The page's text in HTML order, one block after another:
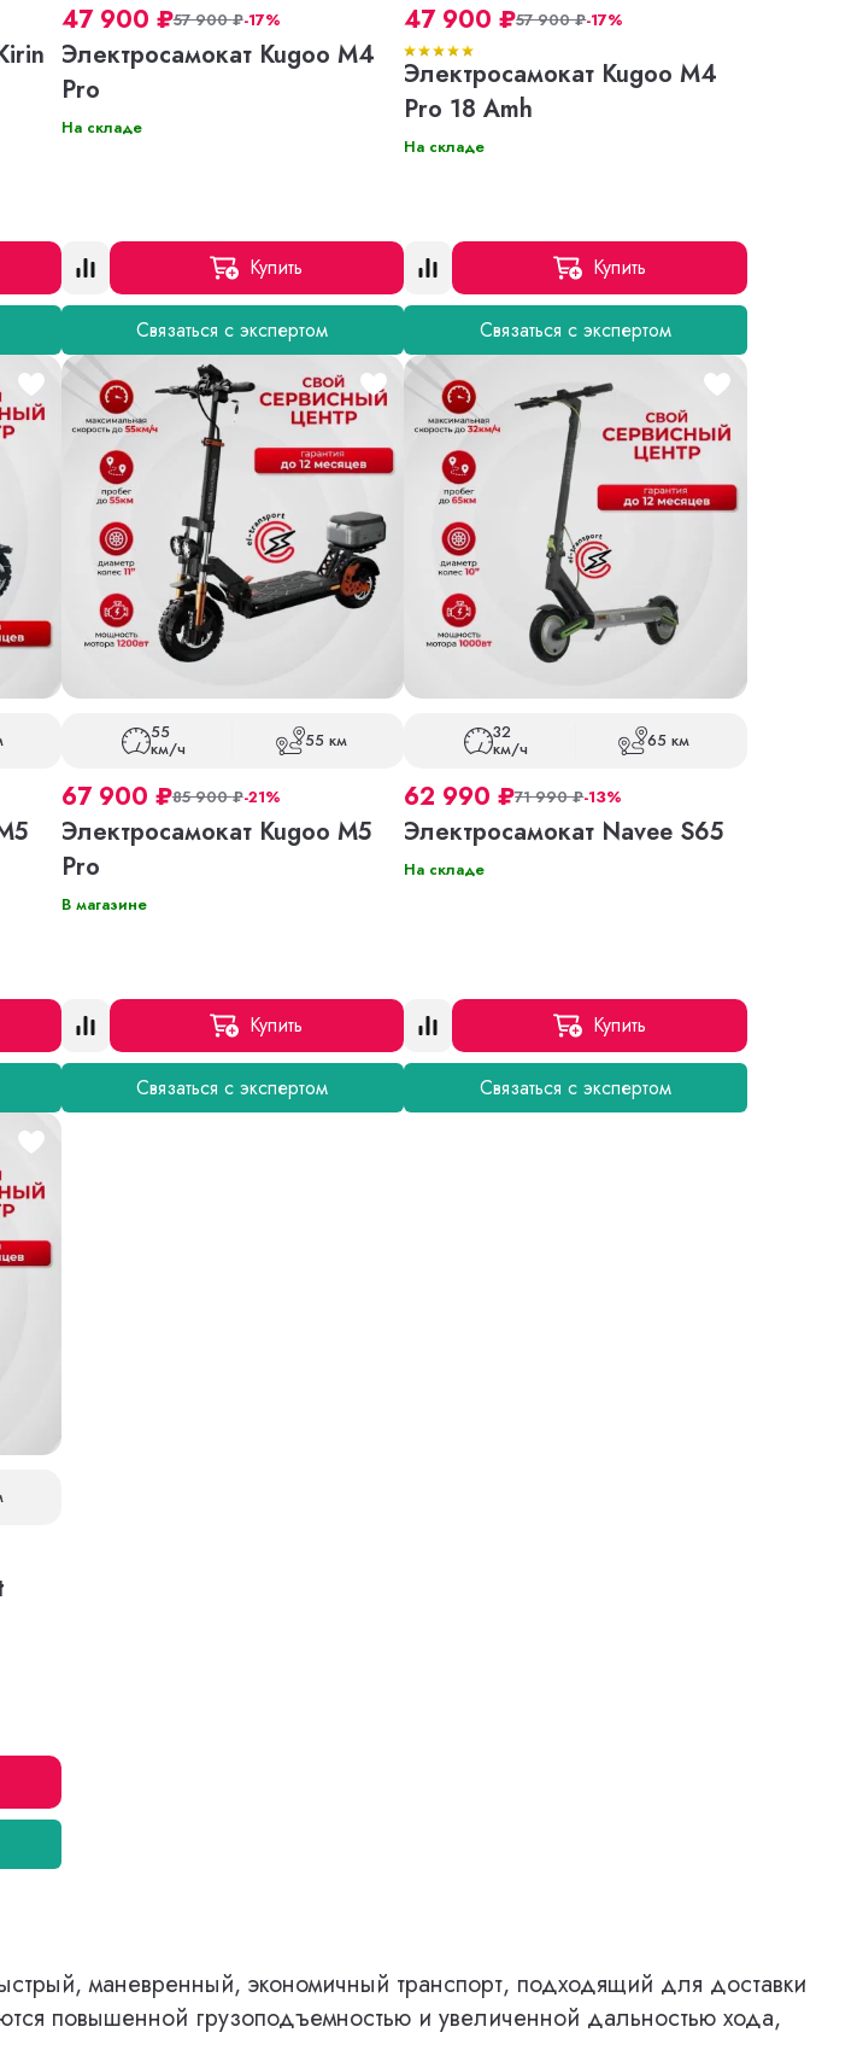
47 900 ₽57 900₽-17%
Электросамокат Kugoo M4
Pro
На складе
Купить
Связаться с экспертом
47 900₽57 900₽-17%
Электросамокат Kugoo M4
Pro 18 Amh
На складе
Купить
Связаться с экспертом
55
км/ч 55 км
67 900 ₽85 900₽-21%
Электросамокат Kugoo M5
Pro
В магазине
Купить
Связаться с экспертом
32
км/ч 65 км
62 990₽71 990₽-13%
Электросамокат Navee S65
На складе
Купить
Связаться с экспертом
маневренный, экономичный транспорт, подходящий для доставки
повышенной грузоподъемностью и увеличенной дальностью хода,